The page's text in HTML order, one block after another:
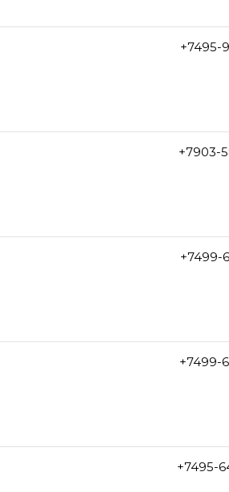
+7495-
+7903-
+7499-
+7499-
+7495-